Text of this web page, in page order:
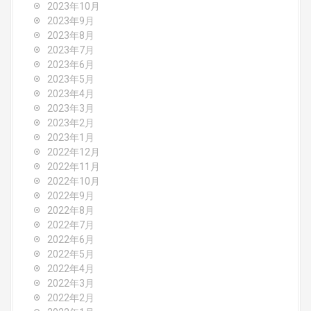
2023年10月
2023年9月
2023年8月
2023年7月
2023年6月
2023年5月
2023年4月
2023年3月
2023年2月
2023年1月
2022年12月
2022年11月
2022年10月
2022年9月
2022年8月
2022年7月
2022年6月
2022年5月
2022年4月
2022年3月
2022年2月